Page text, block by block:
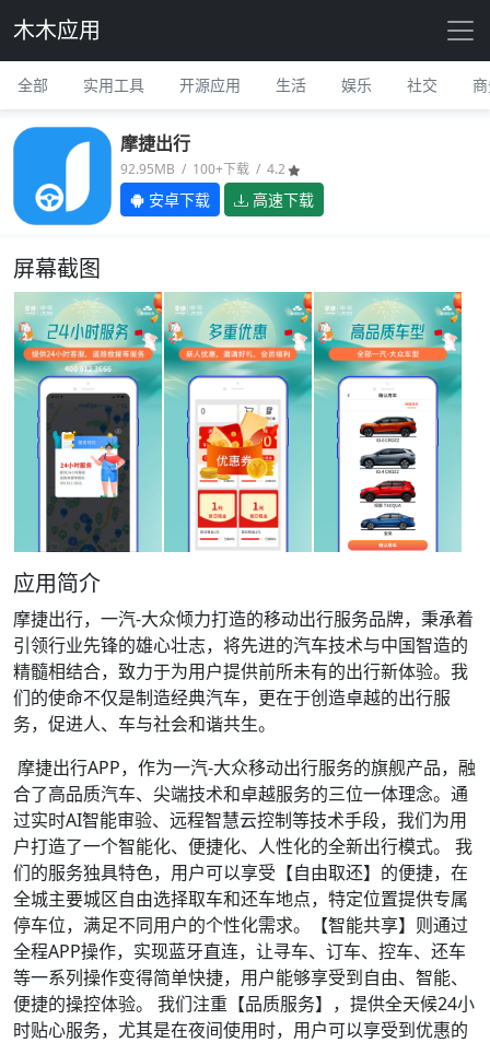
木木应用
全部 实用工具 开源应用 生活 娱乐 社交
摩捷出行
92.95MB / 100+下载 / 4.2
安卓下载 高速下载
屏幕截图
应用简介
摩捷出行，一汽-大众倾力打造的移动出行服务品牌，秉承着
引领行业先锋的雄心壮志，将先进的汽车技术与中国智造的
精髓相结合，致力于为用户提供前所未有的出行新体验。我
们的使命不仅是制造经典汽车，更在于创造卓越的出行服
务，促进人、车与社会和谐共生。
摩捷出行APP，作为一汽-大众移动出行服务的旗舰产品，融
合了高品质汽车、尖端技术和卓越服务的三位一体理念。通
过实时AI智能审验、远程智慧云控制等技术手段，我们为用
户打造了一个智能化、便捷化、人性化的全新出行模式。 我
们的服务独具特色，用户可以享受【自由取还】的便捷，在
全城主要城区自由选择取车和还车地点，特定位置提供专属
停车位，满足不同用户的个性化需求。【智能共享】则通过
全程APP操作，实现蓝牙直连，让寻车、订车、控车、还车
等一系列操作变得简单快捷，用户能够享受到自由、智能、
便捷的操控体验。 我们注重【品质服务】，提供全天候24小
时贴心服务，尤其是在夜间使用时，用户可以享受到优惠的